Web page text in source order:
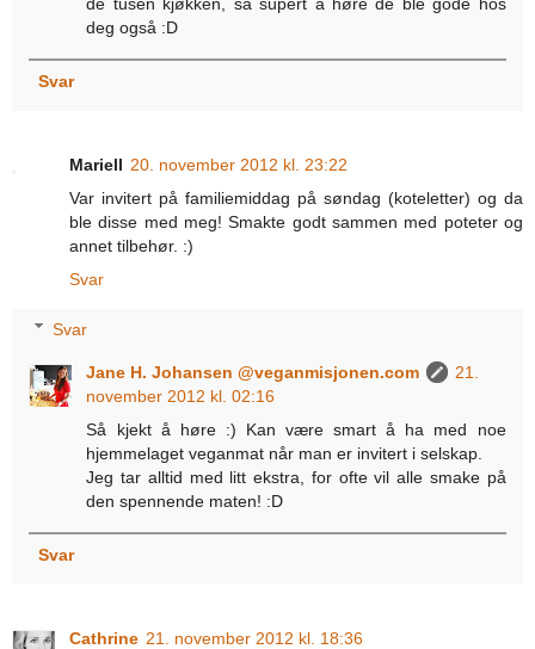
deg også :D
Svar
Mariell 20. november 2012 kl. 23:22
Var invitert på familiemiddag på søndag (koteletter) og da
ble disse med meg! Smakte godt sammen med poteter og
annet tilbehør. :)
Svar
Svar
Jane H. Johansen @veganmisjonen.com
21.
november 2012 kl. 02:16
Så kjekt å høre :) Kan være smart å ha med noe
hjemmelaget veganmat når man er invitert i selskap.
Jeg tar alltid med litt ekstra, for ofte vil alle smake på
den spennende maten! :D
Svar
Cathrine 21. november 2012 kl. 18:36